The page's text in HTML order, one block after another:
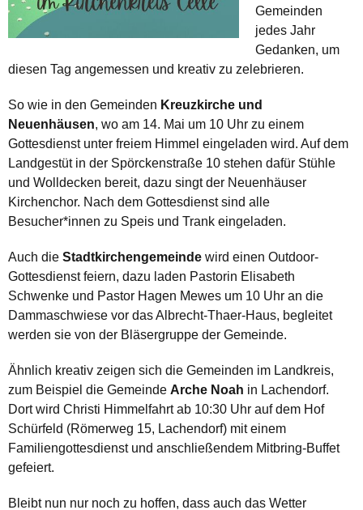
Gemeinden
jedes Jahr
Gedanken, um
diesen Tag angemessen und kreativ zu zelebrieren.
So wie in den Gemeinden Kreuzkirche und
Neuenhäusen, wo am 14. Mai um 10 Uhr zu einem
Gottesdienst unter freiem Himmel eingeladen wird. Auf dem
Landgestüt in der Spörckenstraße 10 stehen dafür Stühle
und Wolldecken bereit, dazu singt der Neuenhäuser
Kirchenchor. Nach dem Gottesdienst sind alle
Besucher*innen zu Speis und Trank eingeladen.
Auch die Stadtkirchengemeinde wird einen Outdoor-
Gottesdienst feiern, dazu laden Pastorin Elisabeth
Schwenke und Pastor Hagen Mewes um 10 Uhr an die
Dammaschwiese vor das Albrecht-Thaer-Haus, begleitet
werden sie von der Bläsergruppe der Gemeinde.
Ähnlich kreativ zeigen sich die Gemeinden im Landkreis,
zum Beispiel die Gemeinde Arche Noah in Lachendorf.
Dort wird Christi Himmelfahrt ab 10:30 Uhr auf dem Hof
Schürfeld (Römerweg 15, Lachendorf) mit einem
Familiengottesdienst und anschließendem Mitbring-Buffet
gefeiert.
Bleibt nun nur noch zu hoffen, dass auch das Wetter